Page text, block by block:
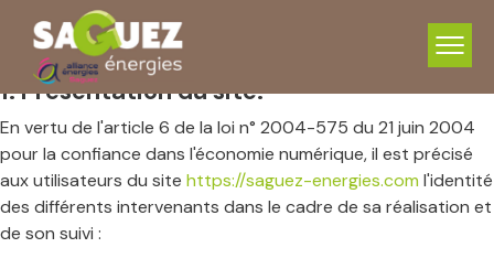
Informations légales
1. Présentation du site.
En vertu de l'article 6 de la loi n° 2004-575 du 21 juin 2004
pour la confiance dans l'économie numérique, il est précisé
aux utilisateurs du site https://saguez-energies.com l'identité
des différents intervenants dans le cadre de sa réalisation et
de son suivi :